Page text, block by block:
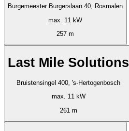
Burgemeester Burgerslaan 40, Rosmalen
max. 11 kW
257 m
Last Mile Solutions
Bruistensingel 400, 's-Hertogenbosch
max. 11 kW
261 m